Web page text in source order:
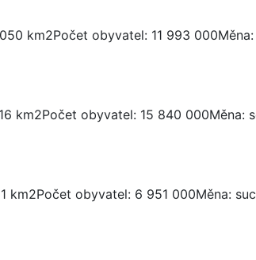
km2Počet obyvatel: 11 993
km2Počet obyvatel: 15 840 000Měna:
km2Počet obyvatel: 6 951 000Měna: